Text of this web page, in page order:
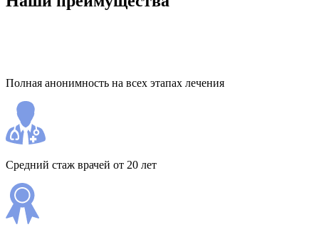
Полная анонимность на всех этапах лечения
Средний стаж врачей от 20 лет